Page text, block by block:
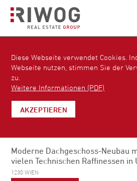
Diese Webseite verwendet Cookies.
Webseite nutzen, stimmen Sie der
zu.
Weitere Informationen (PDF)
AKZEPTIEREN
Moderne Dachgeschoss-Neubau
vielen Technischen Raffinessen in
1230 WIEN